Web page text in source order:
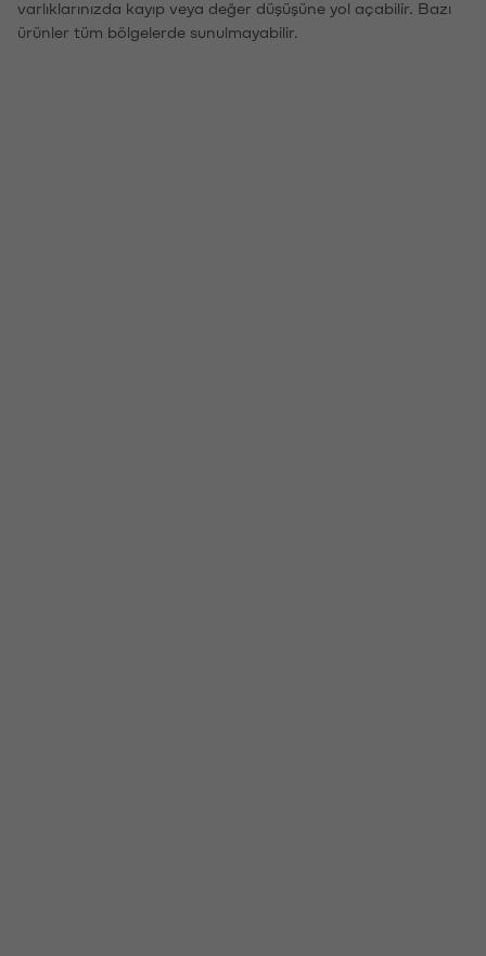
varlıklarınızda kayıp veya değer düşüşüne yol açabilir. Bazı
ürünler tüm bölgelerde sunulmayabilir.